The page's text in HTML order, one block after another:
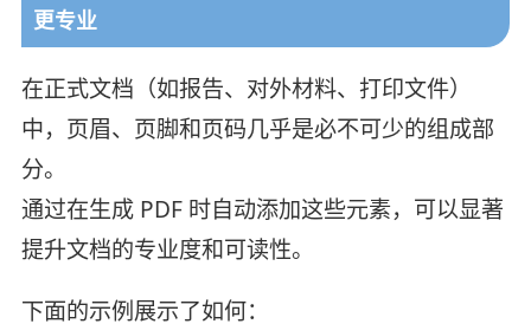
更专业
在正式文档（如报告、对外材料、打印文件）
中，页眉、页脚和页码几乎是必不可少的组成部
分。
通过在生成 PDF 时自动添加这些元素，可以显著
提升文档的专业度和可读性。
下面的示例展示了如何：